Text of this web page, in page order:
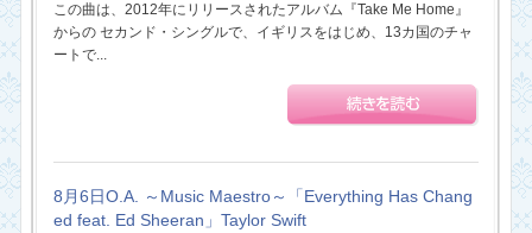
この曲は、2012年にリリースされたアルバム『Take Me Home』
からの セカンド・シングルで、イギリスをはじめ、13カ国のチャ
ートで...
8月6日O.A. ～Music Maestro～「Everything Has Chang
ed feat. Ed Sheeran」Taylor Swift